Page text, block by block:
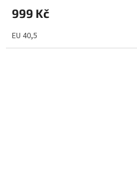
999 Kč
EU 40,5